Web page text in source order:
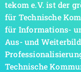
tekom e.V. ist der
für Technische
für Informations-
Aus- und
Technische